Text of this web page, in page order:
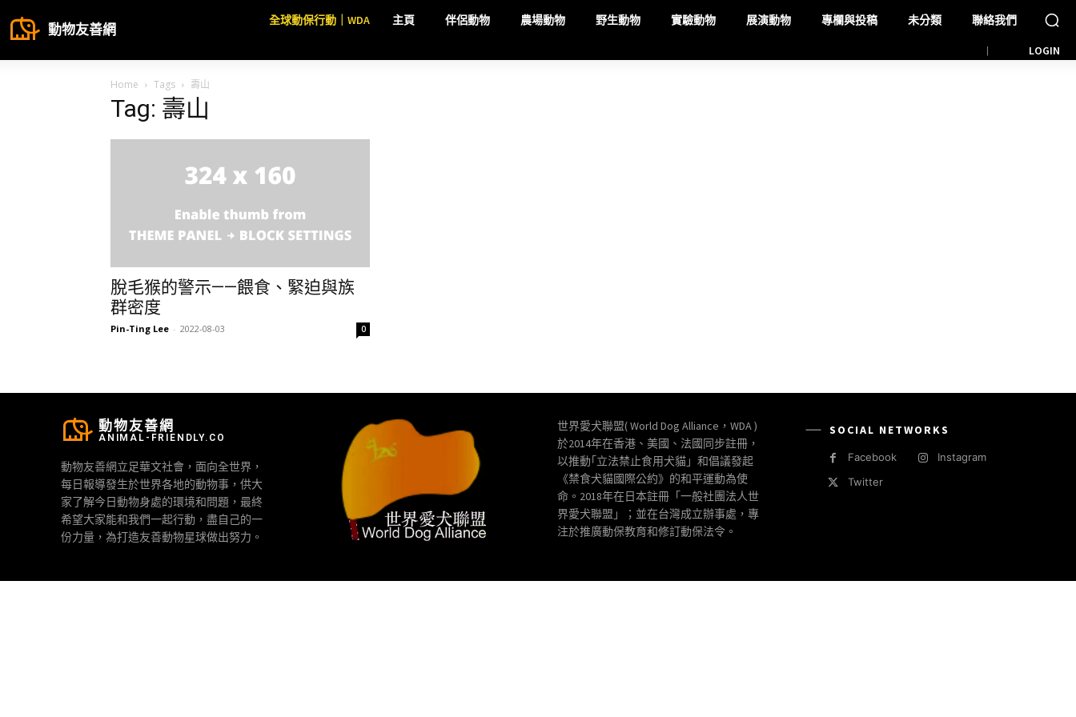
動物友善網
全球動保行動｜WDA 主頁 伴侶動物 農場動物 野生動物 實驗動物 展演動物 專欄與投稿 未分類 聯絡我們
LOGIN
Home Tags 壽山
Tag: 壽山
脫毛猴的警示——餵食、緊迫與族
群密度
Pin-Ting Lee - 2022-08-03 0
動物友善網
ANIMAL-FRIENDLY.CO
動物友善網立足華文社會，面向全世界，
每日報導發生於世界各地的動物事，供大
家了解今日動物身處的環境和問題，最終
希望大家能和我們一起行動，盡自己的一
份力量，為打造友善動物星球做出努力。
世界愛犬聯盟( World Dog Alliance，WDA )
於2014年在香港、美國、法國同步註冊，
以推動｢立法禁止食用犬貓」和倡議發起
《禁食犬貓國際公約》的和平運動為使
命。2018年在日本註冊「一般社團法人世
界愛犬聯盟」；並在台灣成立辦事處，專
注於推廣動保教育和修訂動保法令。
SOCIAL NETWORKS
Facebook
Instagram
Twitter